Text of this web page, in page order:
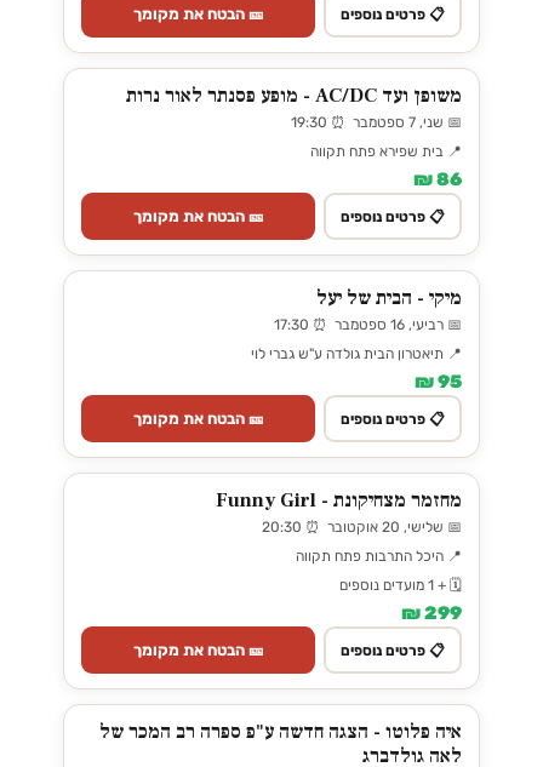
📋 פרטים נוספים 🎫 הבטח את מקומך
משופן ועד AC/DC - מופע פסנתר לאור נרות
📅 שני, 7 ספטמבר ⏰ 19:30
📍 בית שפירא פתח תקווה
86 ₪
📋 פרטים נוספים 🎫 הבטח את מקומך
מיקי - הבית של יעל
📅 רביעי, 16 ספטמבר ⏰ 17:30
📍 תיאטרון הבית גולדה ע"ש גברי לוי
95 ₪
📋 פרטים נוספים 🎫 הבטח את מקומך
מחזמר מצחיקונת - Funny Girl
📅 שלישי, 20 אוקטובר ⏰ 20:30
📍 היכל התרבות פתח תקווה
🗓️ + 1 מועדים נוספים
299 ₪
📋 פרטים נוספים 🎫 הבטח את מקומך
איה פלוטו - הצגה חדשה ע"פ ספרה רב המכר של
לאה גולדברג